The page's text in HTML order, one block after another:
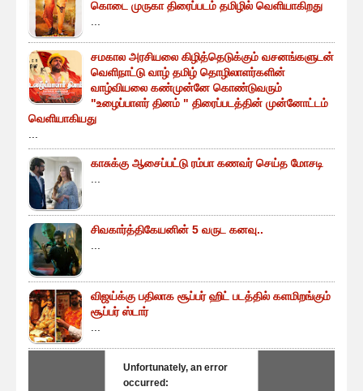
கொடை முருகா திரைப்படம் தமிழில் வெளியாகிறது
...
சமகால அரசியலை கிழித்தெடுக்கும் வசனங்களுடன்
வெளிநாட்டு வாழ் தமிழ் தொழிலாளர்களின்
வாழ்வியலை கண்முன்னே கொண்டுவரும்
"உழைப்பாளர் தினம் " திரைப்படத்தின் முன்னோட்டம்
வெளியாகியது
...
காசுக்கு ஆசைப்பட்டு ரம்பா கணவர் செய்த மோசடி
...
சிவகார்த்திகேயனின் 5 வருட கனவு..
...
விஜய்க்கு பதிலாக சூப்பர் ஹிட் படத்தில் களமிறங்கும்
சூப்பர் ஸ்டார்
...
Unfortunately, an error
occurred: